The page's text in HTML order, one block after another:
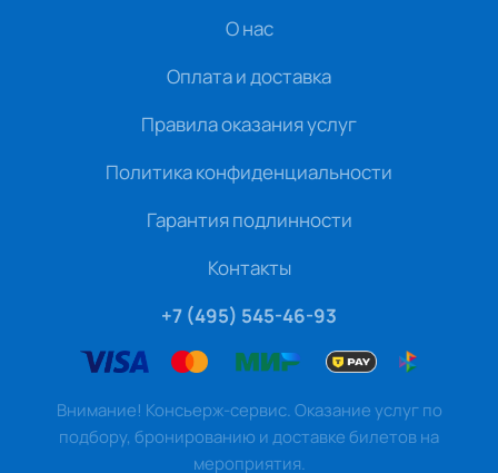
О нас
Оплата и доставка
Правила оказания услуг
Политика конфиденциальности
Гарантия подлинности
Контакты
+7 (495) 545-46-93
Внимание! Консьерж-сервис. Оказание услуг по
подбору, бронированию и доставке билетов на
мероприятия.